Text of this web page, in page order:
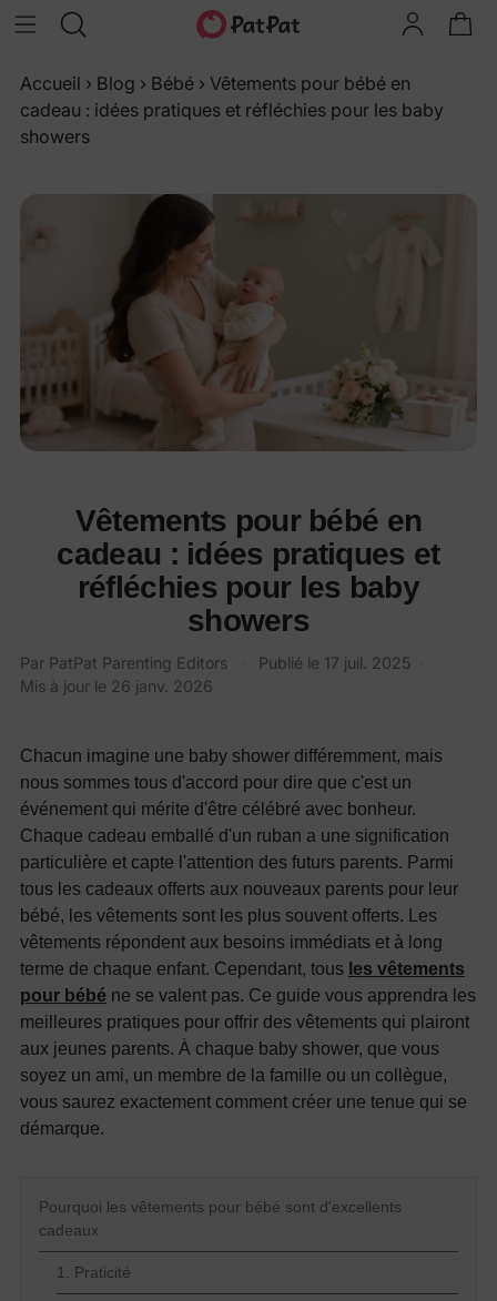
Accueil › Blog › Bébé › Vêtements pour bébé en
cadeau : idées pratiques et réfléchies pour les baby
showers
Vêtements pour bébé en
cadeau : idées pratiques et
réfléchies pour les baby
showers
Par PatPat Parenting Editors Publié le 17 juil. 2025
Mis à jour le 26 janv. 2026
Chacun imagine une baby shower différemment, mais
nous sommes tous d'accord pour dire que c'est un
événement qui mérite d'être célébré avec bonheur.
Chaque cadeau emballé d'un ruban a une signification
particulière et capte l'attention des futurs parents. Parmi
tous les cadeaux offerts aux nouveaux parents pour leur
bébé, les vêtements sont les plus souvent offerts. Les
vêtements répondent aux besoins immédiats et à long
terme de chaque enfant. Cependant, tous les vêtements
pour bébé ne se valent pas. Ce guide vous apprendra les
meilleures pratiques pour offrir des vêtements qui plairont
aux jeunes parents. À chaque baby shower, que vous
soyez un ami, un membre de la famille ou un collègue,
vous saurez exactement comment créer une tenue qui se
démarque.
Pourquoi les vêtements pour bébé sont d'excellents
cadeaux
1. Praticité